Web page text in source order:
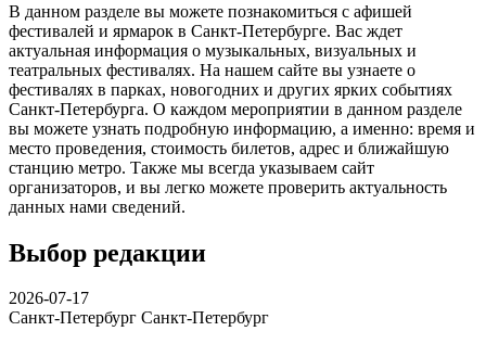
В данном разделе вы можете познакомиться с афишей
фестивалей и ярмарок в Санкт-Петербурге. Вас ждет
актуальная информация о музыкальных, визуальных и
театральных фестивалях. На нашем сайте вы узнаете о
фестивалях в парках, новогодних и других ярких событиях
Санкт-Петербурга. О каждом мероприятии в данном разделе
вы можете узнать подробную информацию, а именно: время и
место проведения, стоимость билетов, адрес и ближайшую
станцию метро. Также мы всегда указываем сайт
организаторов, и вы легко можете проверить актуальность
данных нами сведений.
Выбор редакции
2026-07-17
Санкт-Петербург Санкт-Петербург